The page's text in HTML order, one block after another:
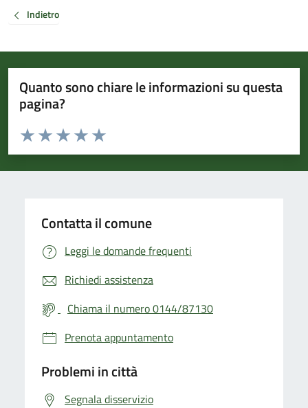
Indietro
Quanto sono chiare le informazioni su questa
pagina?
Valuta da 1 a 5 stelle la pagina
Valuta 5 stelle su 5
Valuta 4 stelle su 5
Valuta 3 stelle su 5
Valuta 2 stelle su 5
Valuta 1 stelle su 5
Contatta il comune
Leggi le domande frequenti
Richiedi assistenza
Chiama il numero 0144/87130
Prenota appuntamento
Problemi in città
Segnala disservizio